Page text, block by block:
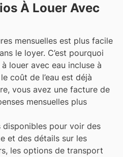
À Louer Avec
mensuelles est plus facile
le loyer. C’est pourquoi
louer avec eau incluse à
coût de l’eau est déjà
vous avez une facture de
mensuelles plus
disponibles pour voir des
et des détails sur les
les options de transport